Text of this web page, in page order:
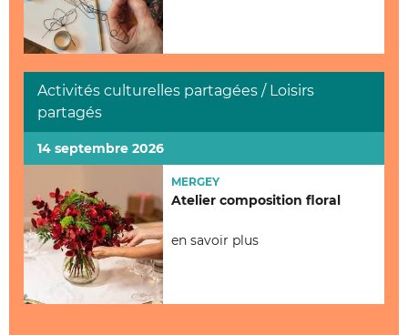
Activités culturelles partagées / Loisirs
partagés
14 septembre 2026
MERGEY
Atelier composition floral
en savoir plus